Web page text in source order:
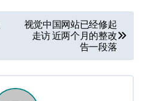
视觉中国网站已经修起
走访 近两个月的整改
告一段落